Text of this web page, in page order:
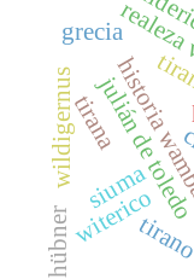
julián de
siuma
tirana
wildigernus
witericotirano
grecia
hübner